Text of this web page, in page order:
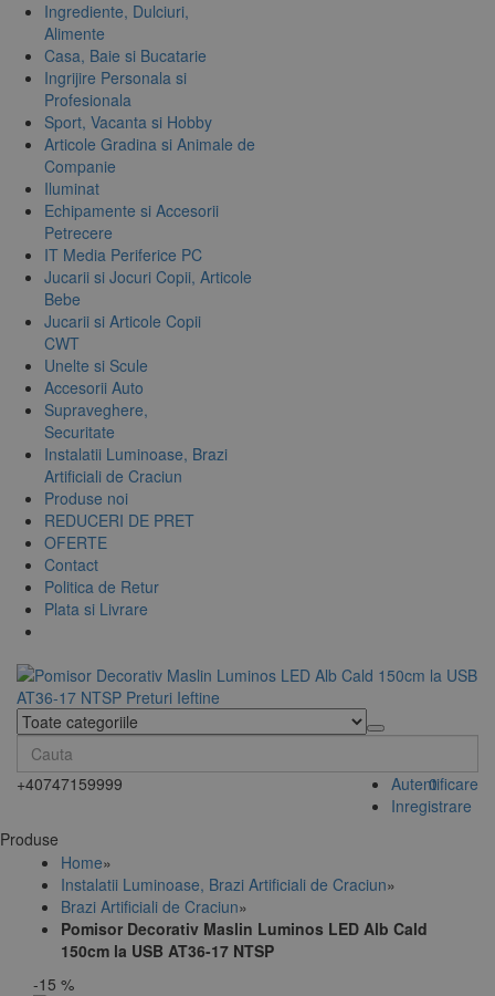
Ingrediente, Dulciuri,
Alimente
Casa, Baie si Bucatarie
Ingrijire Personala si
Profesionala
Sport, Vacanta si Hobby
Articole Gradina si Animale de
Companie
Iluminat
Echipamente si Accesorii
Petrecere
IT Media Periferice PC
Jucarii si Jocuri Copii, Articole
Bebe
Jucarii si Articole Copii
CWT
Unelte si Scule
Accesorii Auto
Supraveghere,
Securitate
Instalatii Luminoase, Brazi
Artificiali de Craciun
Produse noi
REDUCERI DE PRET
OFERTE
Contact
Politica de Retur
Plata si Livrare
+40747159999
Autentificare
Inregistrare
0
Produse
Home»
Instalatii Luminoase, Brazi Artificiali de Craciun»
Brazi Artificiali de Craciun»
Pomisor Decorativ Maslin Luminos LED Alb Cald
150cm la USB AT36-17 NTSP
-15 %